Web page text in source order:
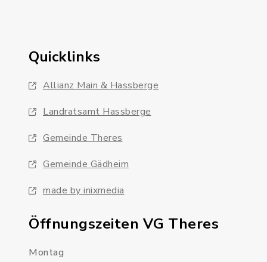
Quicklinks
Allianz Main & Hassberge
Landratsamt Hassberge
Gemeinde Theres
Gemeinde Gädheim
made by inixmedia
Öffnungszeiten VG Theres
Montag